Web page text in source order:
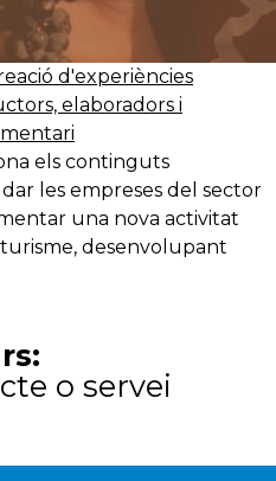
d'experiències
elaboradors i
els continguts
les empreses del sector
una nova activitat
desenvolupant
o servei